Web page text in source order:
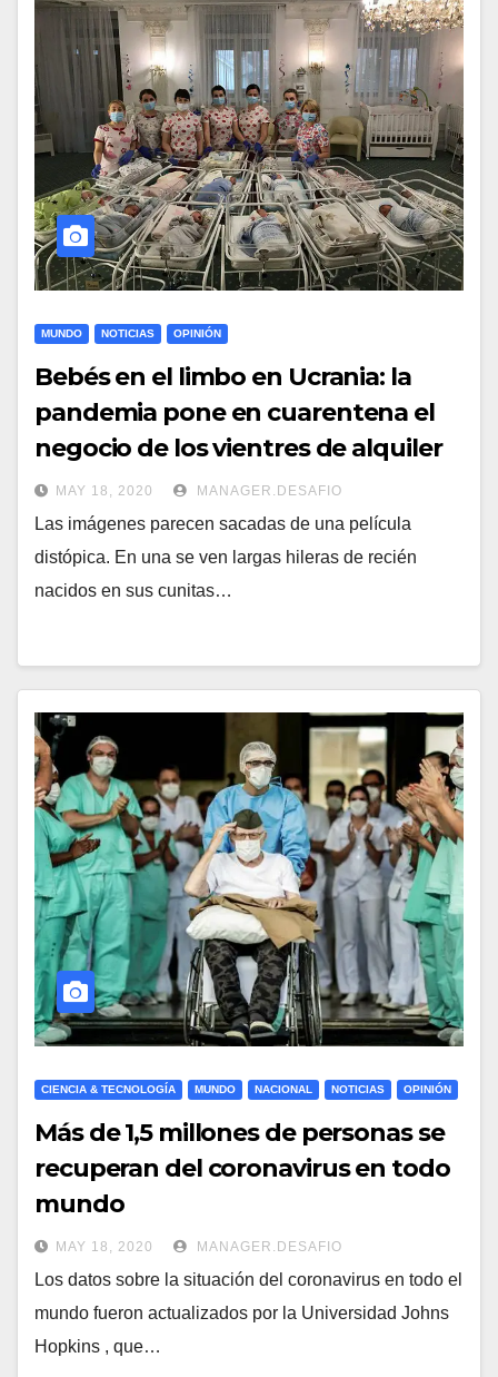
MUNDO NOTICIAS OPINIÓN
Bebés en el limbo en Ucrania: la
pandemia pone en cuarentena el
negocio de los vientres de alquiler
MAY 18, 2020 MANAGER.DESAFIO
Las imágenes parecen sacadas de una película
distópica. En una se ven largas hileras de recién
nacidos en sus cunitas…
CIENCIA & TECNOLOGÍA MUNDO NACIONAL NOTICIAS OPINIÓN
Más de 1,5 millones de personas se
recuperan del coronavirus en todo
mundo
MAY 18, 2020 MANAGER.DESAFIO
Los datos sobre la situación del coronavirus en todo el
mundo fueron actualizados por la Universidad Johns
Hopkins , que…